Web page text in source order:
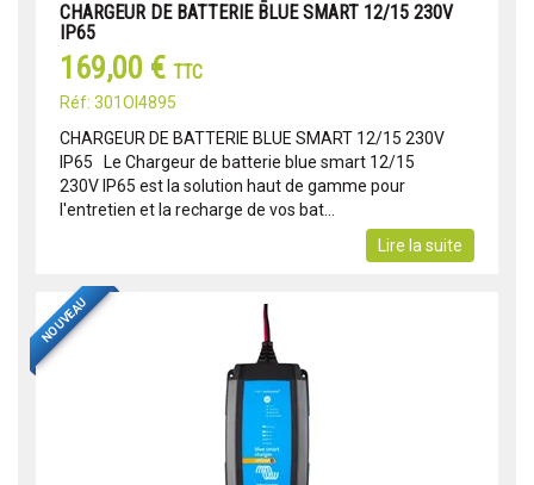
CHARGEUR DE BATTERIE BLUE SMART 12/15 230V
IP65
169,00 € TTC
Réf: 301OI4895
CHARGEUR DE BATTERIE BLUE SMART 12/15 230V
IP65 Le Chargeur de batterie blue smart 12/15
230V IP65 est la solution haut de gamme pour
l'entretien et la recharge de vos bat...
Lire la suite
NOUVEAU